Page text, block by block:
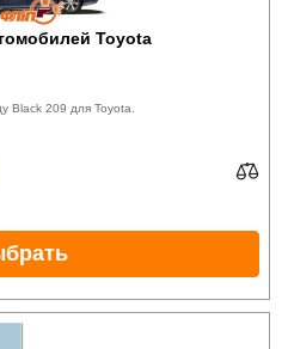
Toyota
Black 209 для Toyota.